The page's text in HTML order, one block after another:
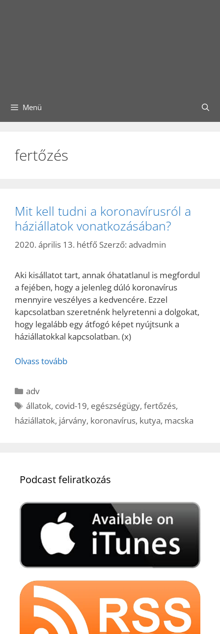
Menü
fertőzés
Mit kell tudni a koronavírusról a
háziállatok vonatkozásában?
2020. április 13. hétfő Szerző: advadmin
Aki kisállatot tart, annak óhatatlanul is megfordul
a fejében, hogy a jelenleg dúló koronavírus
mennyire veszélyes a kedvencére. Ezzel
kapcsolatban szeretnénk helyretenni a dolgokat,
hogy legalább egy átfogó képet nyújtsunk a
háziállatokkal kapcsolatban. (x)
Olvass tovább
Kategória
adv
Címkék
állatok, covid-19, egészségügy,fertőzés,
háziállatok, járvány, koronavírus, kutya, macska
Podcast feliratkozás